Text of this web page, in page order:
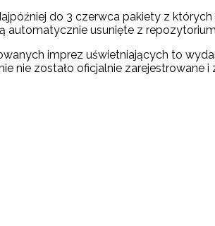
do 3 czerwca pakiety z
automatycznie usunięte z
imprez uświetniających to
nie zostało oficjalnie zarejestrowane i